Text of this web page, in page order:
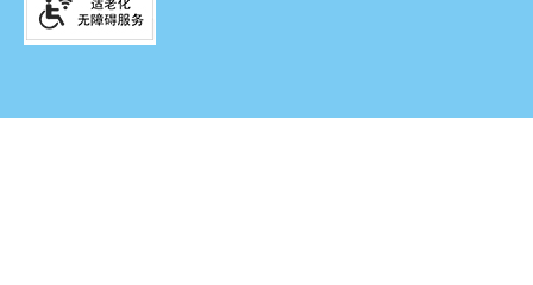
滇